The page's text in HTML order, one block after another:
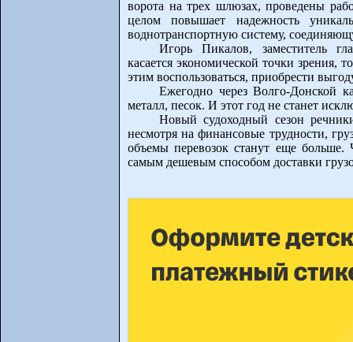
ворота на трех шлюзах, проведены
целом повышает надежность
воднотранспортную систему,
Игорь Пикалов, заместитель
касается экономической точки зрения,
этим воспользоваться, приобрести
Ежегодно через Волго-Донской
металл, песок. И этот год не станет
Новый судоходный сезон
несмотря на финансовые трудности,
объемы перевозок станут еще больше.
самым дешевым способом доставки